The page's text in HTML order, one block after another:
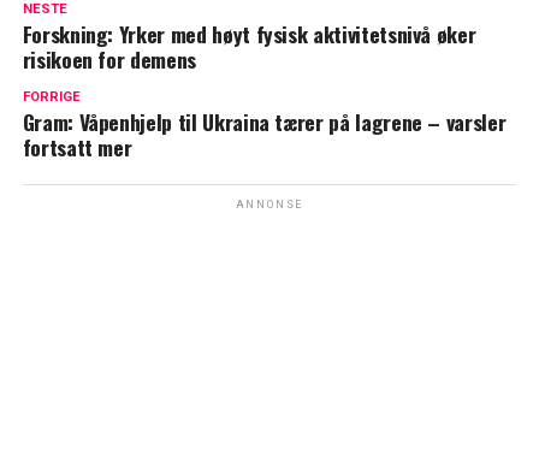
NESTE
Forskning: Yrker med høyt fysisk aktivitetsnivå øker
risikoen for demens
FORRIGE
Gram: Våpenhjelp til Ukraina tærer på lagrene – varsler
fortsatt mer
ANNONSE